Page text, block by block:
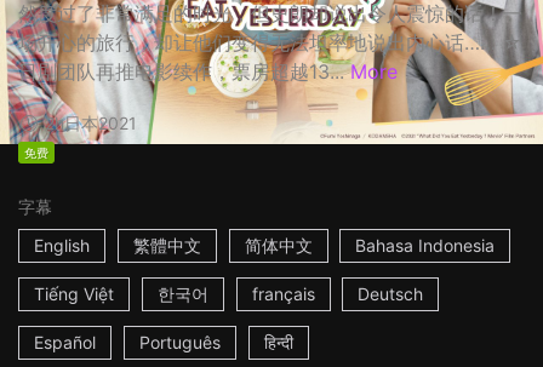
然度过了非常满足的时光，但史朗却说出令人震惊的话！一
场开心的旅行，却让他们变得无法坦率地说出内心话…… ☆
日剧团队再推电影续作，票房超越13... More
2h日本2021
免费
字幕
English
繁體中文 简体中文 Bahasa Indonesia
Tiếng Việt 한국어 français Deutsch
Español Português हिन्दी